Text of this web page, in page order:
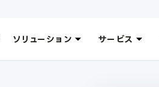
ソリューション サービス